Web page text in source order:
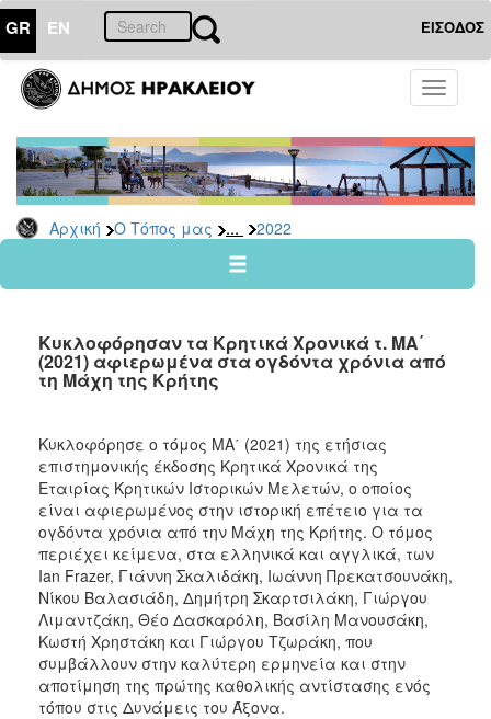
GR EN ΕΙΣΟΔΟΣ
Toggle
Αρχική Ο Τόπος μας ... 2022
ΤΟΠΟΣ
ΜΑΣ
Ανακοινώσεις
Αρχείο
2026
2024
2022
2021
2019
2018
2017
2016
2015
2012
2011
Κυκλοφόρησαν τα Κρητικά Χρονικά τ. ΜΑ΄
(2021) αφιερωμένα στα ογδόντα χρόνια από
τη Μάχη της Κρήτης
Κυκλοφόρησε ο τόμος ΜΑ΄ (2021) της ετήσιας
επιστημονικής έκδοσης Κρητικά Χρονικά της
Εταιρίας Κρητικών Ιστορικών Μελετών, ο οποίος
είναι αφιερωμένος στην ιστορική επέτειο για τα
ογδόντα χρόνια από την Μάχη της Κρήτης. Ο τόμος
περιέχει κείμενα, στα ελληνικά και αγγλικά, των
Ian Frazer, Γιάννη Σκαλιδάκη, Ιωάννη Πρεκατσουνάκη,
Νίκου Βαλασιάδη, Δημήτρη Σκαρτσιλάκη, Γιώργου
Λιμαντζάκη, Θέο Δασκαρόλη, Βασίλη Μανουσάκη,
Κωστή Χρηστάκη και Γιώργου Τζωράκη, που
συμβάλλουν στην καλύτερη ερμηνεία και στην
αποτίμηση της πρώτης καθολικής αντίστασης ενός
τόπου στις Δυνάμεις του Άξονα.